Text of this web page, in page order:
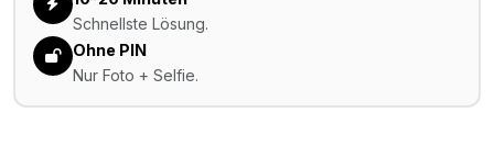
Schnellste Lösung.
Ohne PIN
Nur Foto + Selfie.